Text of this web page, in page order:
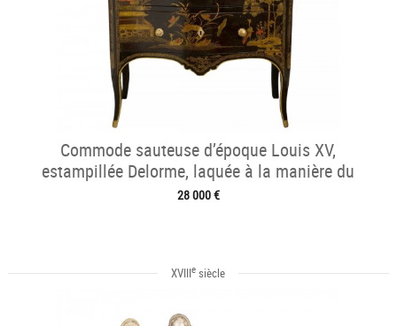
Commode sauteuse d’époque Louis XV,
estampillée Delorme, laquée à la manière du
japon
28 000 €
XVIIIe siècle